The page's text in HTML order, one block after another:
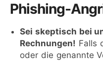
Phishing-
Sei skeptisch bei
Rechnungen! Falls
oder die genannte